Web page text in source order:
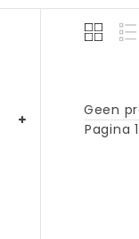
Geen
Pagina